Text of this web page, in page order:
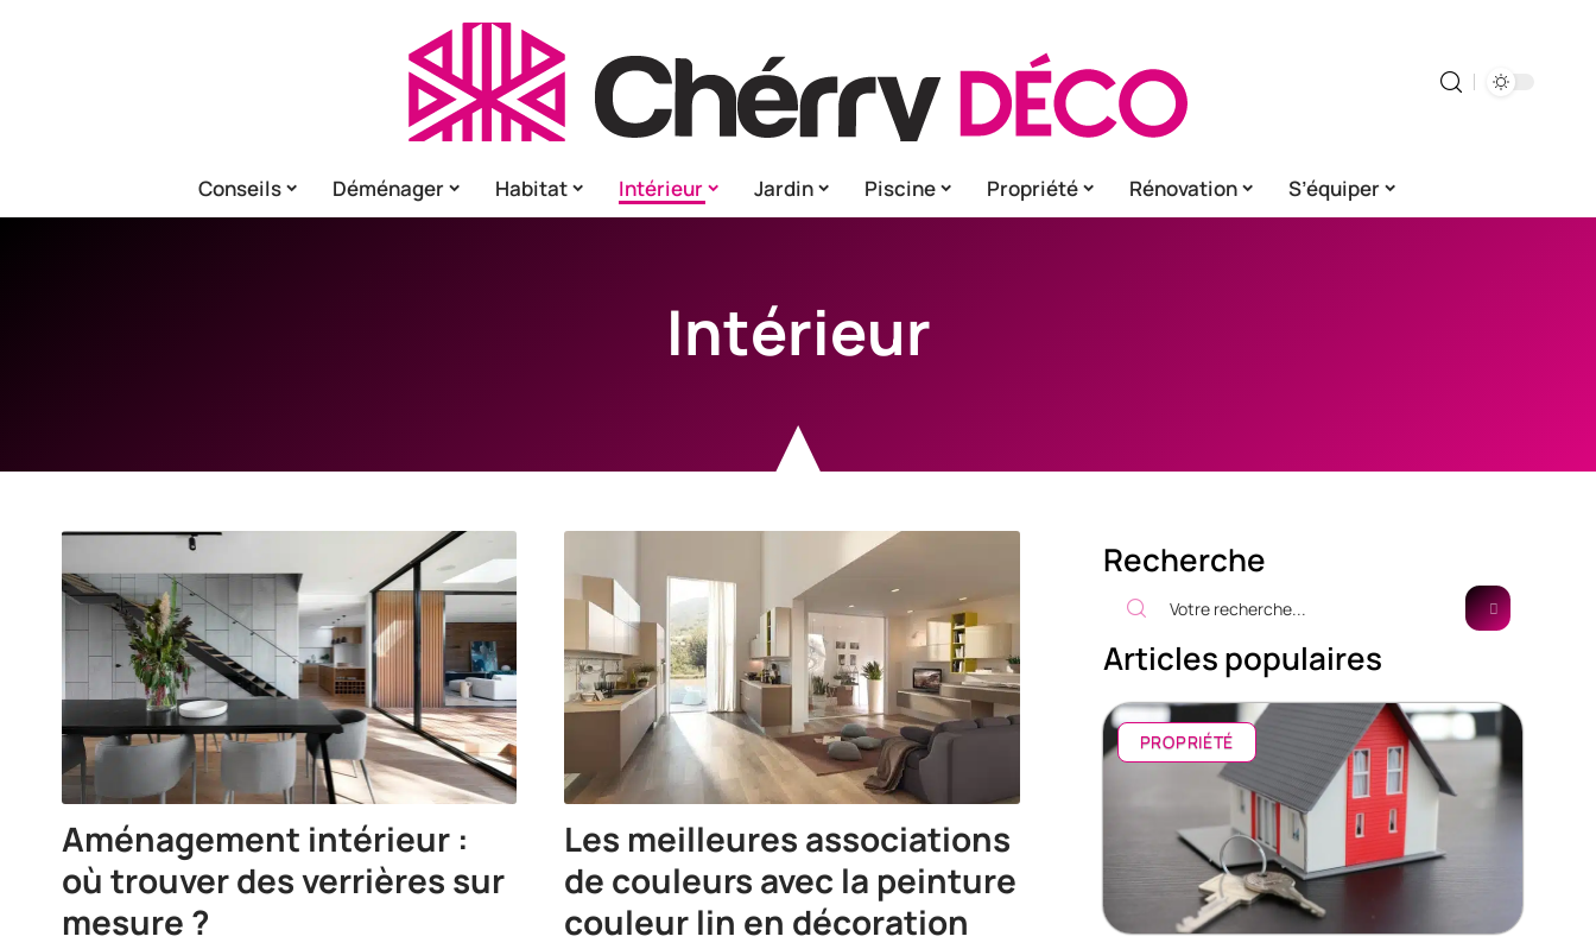
Conseils Déménager Habitat Intérieur Jardin Piscine Propriété Rénovation S’équiper
Intérieur
Aménagement intérieur :
où trouver des verrières sur
mesure ?
Les meilleures associations
de couleurs avec la peinture
couleur lin en décoration
Recherche
Articles populaires
PROPRIÉTÉ